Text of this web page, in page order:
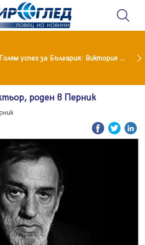
Голям успех за България: Виктория Ангелова грабна световна титла в тройния скок
роден в Перник